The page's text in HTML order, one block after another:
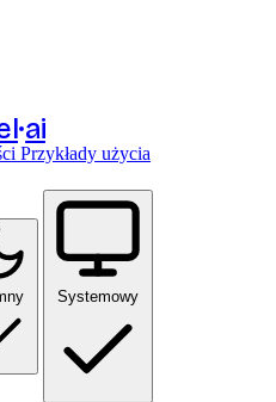
ai
Przykłady użycia
Systemowy